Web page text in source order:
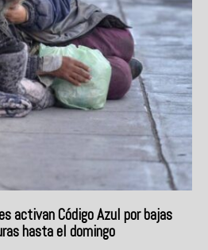
activan Código Azul por bajas
hasta el domingo